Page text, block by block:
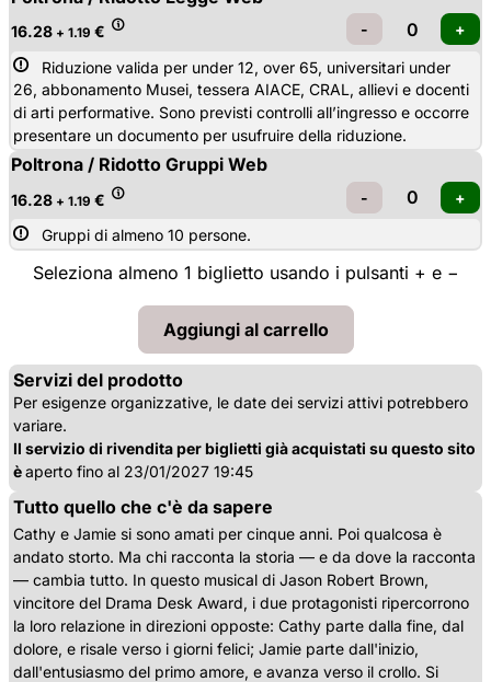
16.28 + 1.19 €
Riduzione valida per under 12, over 65, universitari under
26, abbonamento Musei, tessera AIACE, CRAL, allievi e docenti
di arti performative. Sono previsti controlli all’ingresso e occorre
presentare un documento per usufruire della riduzione.
Poltrona / Ridotto Gruppi Web
16.28 + 1.19 €
Gruppi di almeno 10 persone.
Seleziona almeno 1 biglietto usando i pulsanti + e −
Servizi del prodotto
Per esigenze organizzative, le date dei servizi attivi potrebbero
variare.
Il servizio di rivendita per biglietti già acquistati su questo sito
èaperto fino al 23/01/2027 19:45
Tutto quello che c'è da sapere
Cathy e Jamie si sono amati per cinque anni. Poi qualcosa è
andato storto. Ma chi racconta la storia — e da dove la racconta
— cambia tutto. In questo musical di Jason Robert Brown,
vincitore del Drama Desk Award, i due protagonisti ripercorrono
la loro relazione in direzioni opposte: Cathy parte dalla fine, dal
dolore, e risale verso i giorni felici; Jamie parte dall'inizio,
dall'entusiasmo del primo amore, e avanza verso il crollo. Si